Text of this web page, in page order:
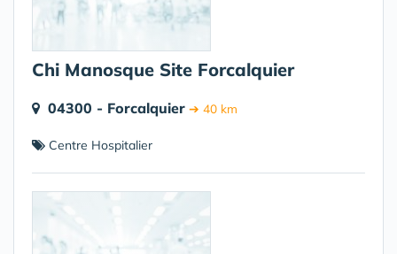
Chi Manosque Site Forcalquier
04300 - Forcalquier ➔ 40 km
Centre Hospitalier